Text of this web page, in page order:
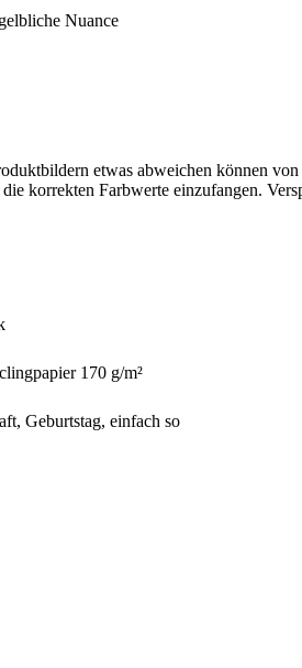
Nuance
etwas abweichen können
korrekten Farbwerte einzufangen.
170 g/m²
Geburtstag, einfach so